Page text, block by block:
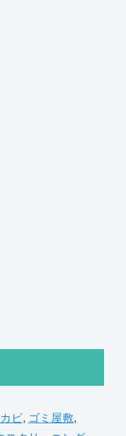
カビ, ゴミ屋敷,